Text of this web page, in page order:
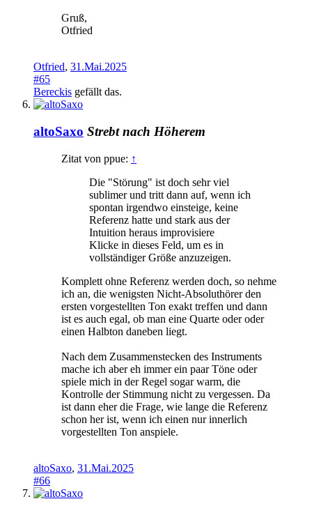
Gruß,
Otfried
Otfried, 31.Mai.2025
#65
Bereckis gefällt das.
altoSaxo Strebt nach Höherem
Zitat von ppue: ↑
Die "Störung" ist doch sehr viel
sublimer und tritt dann auf, wenn ich
spontan irgendwo einsteige, keine
Referenz hatte und stark aus der
Intuition heraus improvisiere
Klicke in dieses Feld, um es in
vollständiger Größe anzuzeigen.
Komplett ohne Referenz werden doch, so nehme
ich an, die wenigsten Nicht-Absoluthörer den
ersten vorgestellten Ton exakt treffen und dann
ist es auch egal, ob man eine Quarte oder oder
einen Halbton daneben liegt.
Nach dem Zusammenstecken des Instruments
mache ich aber eh immer ein paar Töne oder
spiele mich in der Regel sogar warm, die
Kontrolle der Stimmung nicht zu vergessen. Da
ist dann eher die Frage, wie lange die Referenz
schon her ist, wenn ich einen nur innerlich
vorgestellten Ton anspiele.
altoSaxo, 31.Mai.2025
#66